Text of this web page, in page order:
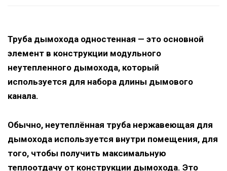
Труба дымохода одностенная — это основной
элемент в конструкции модульного
неутепленного дымохода, который
используется для набора длины дымового
канала.
Обычно, неутеплённая труба нержавеющая для
дымохода используется внутри помещения, для
того, чтобы получить максимальную
теплоотдачу от конструкции дымохода. Это